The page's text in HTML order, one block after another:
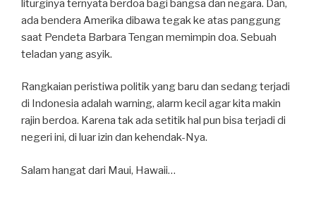
liturginya ternyata berdoa bagi bangsa dan negara. Dan,
ada bendera Amerika dibawa tegak ke atas panggung
saat Pendeta Barbara Tengan memimpin doa. Sebuah
teladan yang asyik.
Rangkaian peristiwa politik yang baru dan sedang terjadi
di Indonesia adalah warning, alarm kecil agar kita makin
rajin berdoa. Karena tak ada setitik hal pun bisa terjadi di
negeri ini, di luar izin dan kehendak-Nya.
Salam hangat dari Maui, Hawaii…